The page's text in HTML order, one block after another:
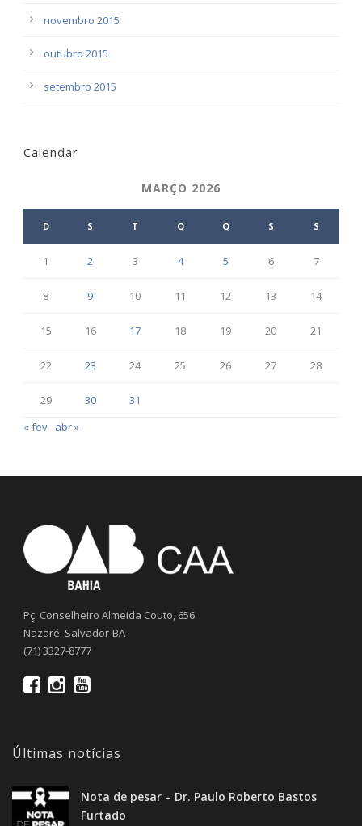
novembro 2015
outubro 2015
setembro 2015
Calendar
MARÇO 2026
D S T Q Q S S
1 2 3 4 5 6 7
8 9 10 11 12 13 14
15 16 17 18 19 20 21
22 23 24 25 26 27 28
29 30
31
« fev abr »
Pç. Conselheiro Almeida Couto, 656
Nazaré, Salvador-BA
(71) 3327-8777
Últimas notícias
Nota de pesar – Dr. Paulo Roberto Bastos
Furtado